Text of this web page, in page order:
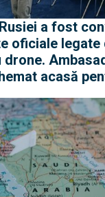
a fost
oficiale legate
drone.
acasă